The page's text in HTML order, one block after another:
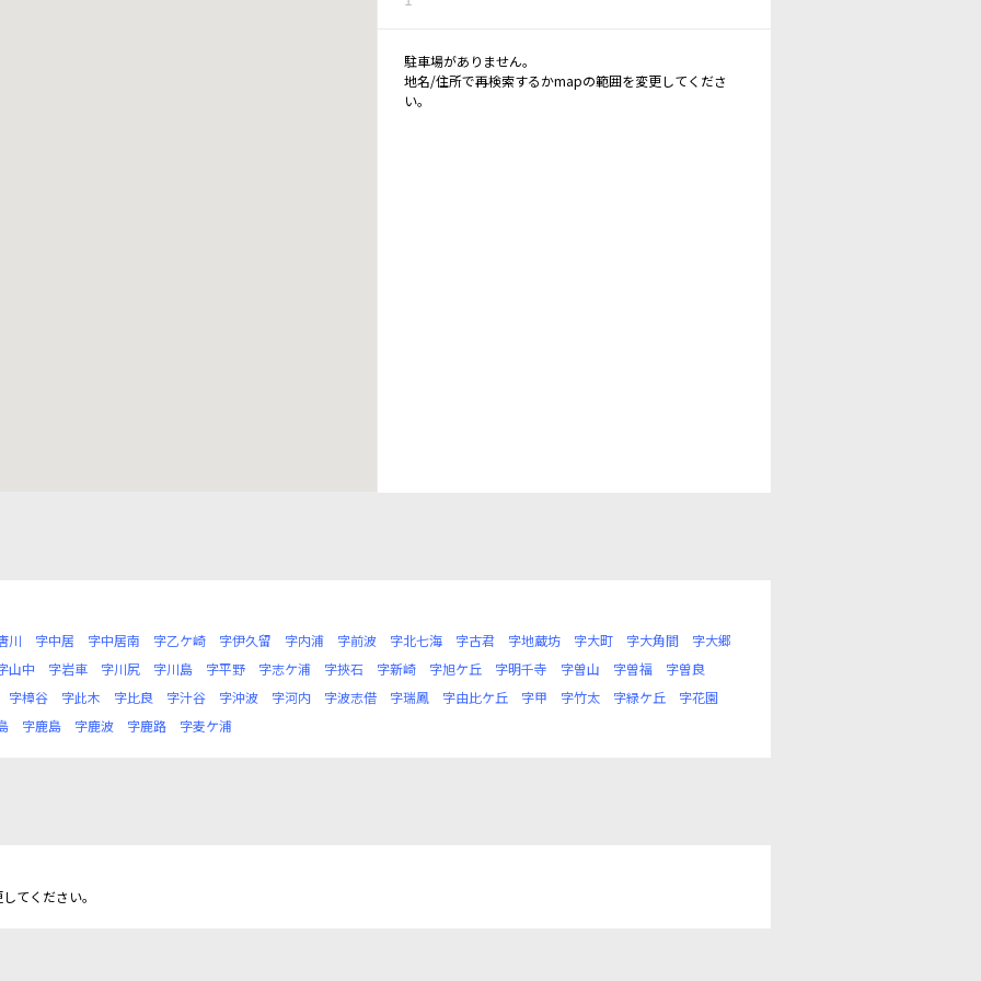
駐車場がありません。
地名/住所で再検索するかmapの範囲を変更してくださ
い。
川 字中居 字中居南 字乙ケ崎 字伊久留 字内浦 字前波 字北七海 字古君 字地蔵坊 字大町 字大角間
字大郷
山中
字岩車 字川尻 字川島 字平野 字志ケ浦 字挾石 字新崎 字旭ケ丘 字明千寺 字曽山 字曽福
字曽良
字樟谷
字此木 字比良 字汁谷 字沖波 字河内 字波志借 字瑞鳳 字由比ケ丘 字甲 字竹太 字緑ケ丘
字花園
字鹿島 字鹿波 字鹿路 字麦ケ浦
てください。